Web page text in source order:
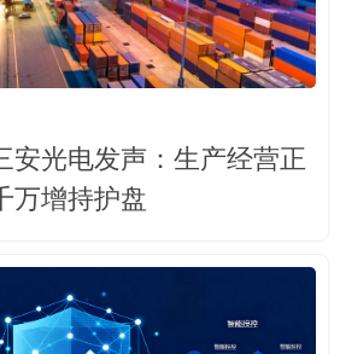
安光电发声：生产经营正
万增持护盘